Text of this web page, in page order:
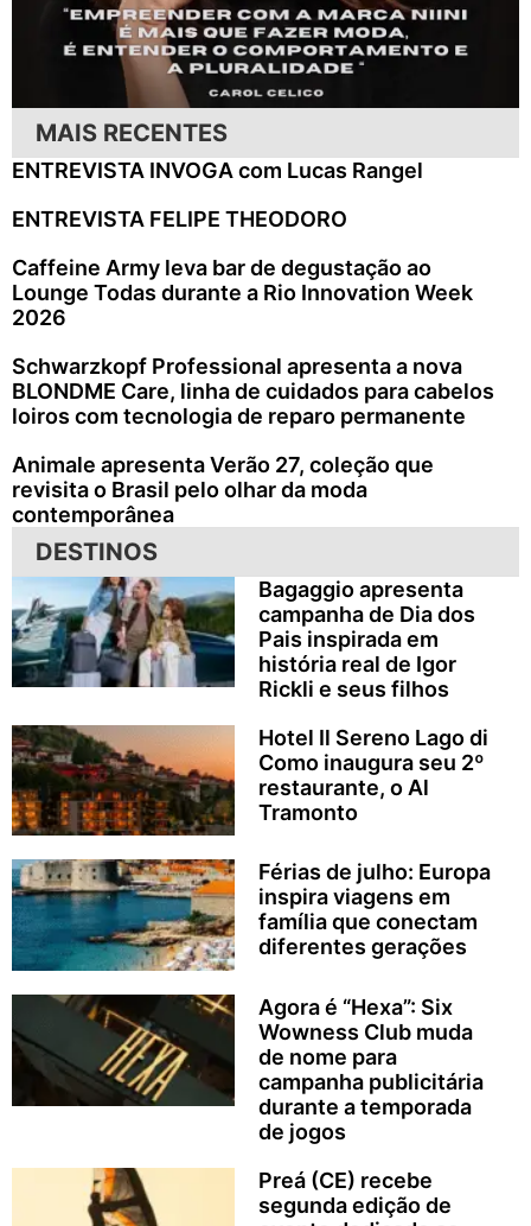
MAIS RECENTES
ENTREVISTA INVOGA com Lucas Rangel
ENTREVISTA FELIPE THEODORO
Caffeine Army leva bar de degustação ao
Lounge Todas durante a Rio Innovation Week
2026
Schwarzkopf Professional apresenta a nova
BLONDME Care, linha de cuidados para cabelos
loiros com tecnologia de reparo permanente
Animale apresenta Verão 27, coleção que
revisita o Brasil pelo olhar da moda
contemporânea
DESTINOS
Bagaggio apresenta
campanha de Dia dos
Pais inspirada em
história real de Igor
Rickli e seus filhos
Hotel Il Sereno Lago di
Como inaugura seu 2º
restaurante, o Al
Tramonto
Férias de julho: Europa
inspira viagens em
família que conectam
diferentes gerações
Agora é “Hexa”: Six
Wowness Club muda
de nome para
campanha publicitária
durante a temporada
de jogos
Preá (CE) recebe
segunda edição de